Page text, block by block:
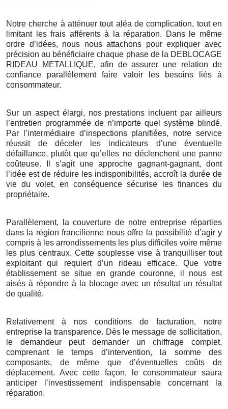
Notre cherche à atténuer tout aléa de complication, tout en
limitant les frais afférents à la réparation. Dans le même
ordre d’idées, nous nous attachons pour expliquer avec
précision au bénéficiaire chaque phase de la DEBLOCAGE
RIDEAU METALLIQUE, afin de assurer une relation de
confiance parallèlement faire valoir les besoins liés à
consommateur.
Sur un aspect élargi, nos prestations incluent par ailleurs
l’entretien programmée de n’importe quel système blindé.
Par l’intermédiaire d’inspections planifiées, notre service
réussit de déceler les indicateurs d’une éventuelle
défaillance, plutôt que qu’elles ne déclenchent une panne
coûteuse. Il s’agit une approche gagnant-gagnant, dont
l’idée est de réduire les indisponibilités, accroît la durée de
vie du volet, en conséquence sécurise les finances du
propriétaire.
Parallèlement, la couverture de notre entreprise réparties
dans la région francilienne nous offre la possibilité d’agir y
compris à les arrondissements les plus difficiles voire même
les plus centraux. Cette souplesse vise à tranquilliser tout
exploitant qui requiert d’un rideau efficace. Que votre
établissement se situe en grande couronne, il nous est
aisés à répondre à la blocage avec un résultat un résultat
de qualité.
Relativement à nos conditions de facturation, notre
entreprise la transparence. Dès le message de sollicitation,
le demandeur peut demander un chiffrage complet,
comprenant le temps d’intervention, la somme des
composants, de même que d’éventuelles coûts de
déplacement. Avec cette façon, le consommateur saura
anticiper l’investissement indispensable concernant la
réparation.